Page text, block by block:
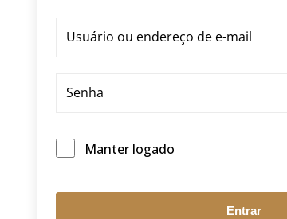
Manter logado
Entrar